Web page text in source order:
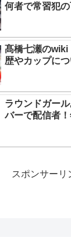
何者で常習犯
髙橋七瀬のwiki
歴やカップにつ
ラウンドガー
バーで配信者
スポンサーリ